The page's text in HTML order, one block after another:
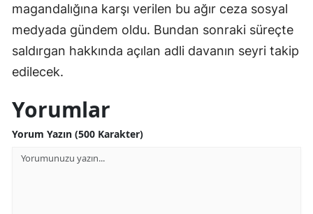
magandalığına karşı verilen bu ağır ceza sosyal
medyada gündem oldu. Bundan sonraki süreçte
saldırgan hakkında açılan adli davanın seyri takip
edilecek.
Yorumlar
Yorum Yazın (500 Karakter)